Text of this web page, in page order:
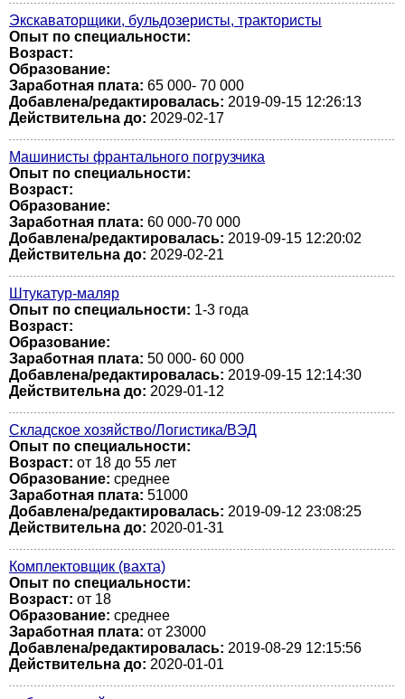
Экскаваторщики, бульдозеристы, трактористы
Опыт по специальности:
Возраст:
Образование:
Заработная плата: 65 000- 70 000
Добавлена/редактировалась: 2019-09-15 12:26:13
Действительна до: 2029-02-17
Машинисты франтального погрузчика
Опыт по специальности:
Возраст:
Образование:
Заработная плата: 60 000-70 000
Добавлена/редактировалась: 2019-09-15 12:20:02
Действительна до: 2029-02-21
Штукатур-маляр
Опыт по специальности: 1-3 года
Возраст:
Образование:
Заработная плата: 50 000- 60 000
Добавлена/редактировалась: 2019-09-15 12:14:30
Действительна до: 2029-01-12
Складское хозяйство/Логистика/ВЭД
Опыт по специальности:
Возраст: от 18 до 55 лет
Образование: среднее
Заработная плата: 51000
Добавлена/редактировалась: 2019-09-12 23:08:25
Действительна до: 2020-01-31
Комплектовщик (вахта)
Опыт по специальности:
Возраст: от 18
Образование: среднее
Заработная плата: от 23000
Добавлена/редактировалась: 2019-08-29 12:15:56
Действительна до: 2020-01-01